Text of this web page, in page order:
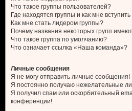
Что такое группы пользователей?
Где находятся группы и как мне
Как мне стать лидером группы?
Почему названия некоторых групп
Что такое группа по умолчанию?
Что означает ссылка «Наша команда»?
Личные сообщения
Я не могу отправить личные сообщения!
Я постоянно получаю нежелательные
Я получил спам или оскорбительный
конференции!